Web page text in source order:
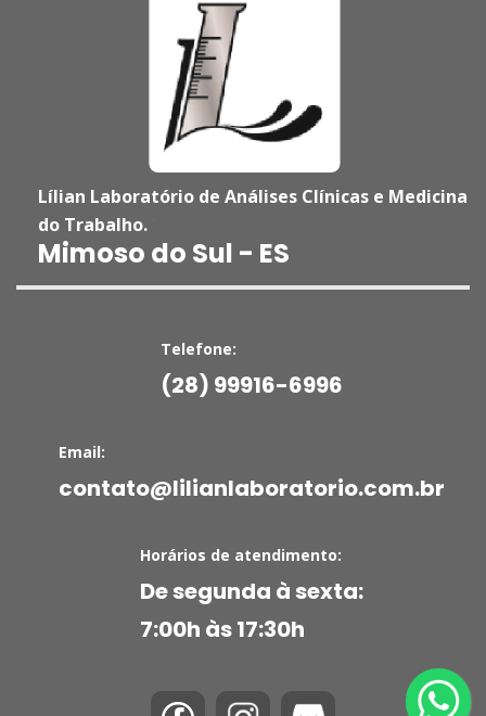
Lílian Laboratório de Análises Clínicas e Medicina
do Trabalho.
Mimoso do Sul - ES
Telefone:
(28) 99916-6996
Email:
contato@lilianlaboratorio.com.br
Horários de atendimento:
De segunda à sexta:
7:00h às 17:30h